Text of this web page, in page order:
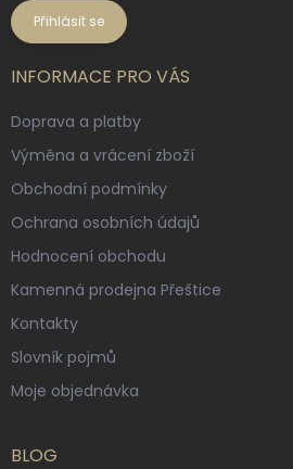
Přihlásit se
INFORMACE PRO VÁS
Doprava a platby
Výměna a vrácení zboží
Obchodní podmínky
Ochrana osobních údajů
Hodnocení obchodu
Kamenná prodejna Přeštice
Kontakty
Slovník pojmů
Moje objednávka
BLOG